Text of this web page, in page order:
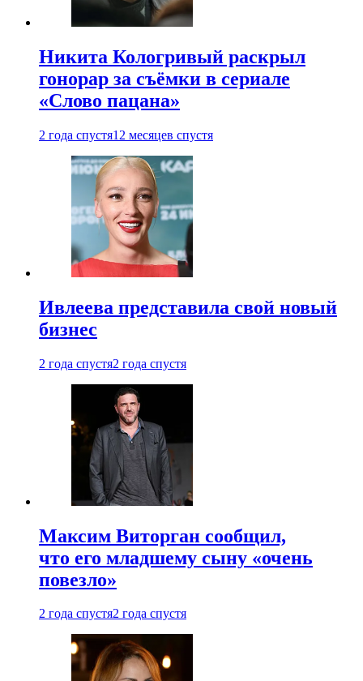
Никита Кологривый раскрыл
гонорар за съёмки в сериале
«Слово пацана»
2 года спустя12 месяцев спустя
Ивлеева представила свой новый
бизнес
2 года спустя2 года спустя
Максим Виторган сообщил,
что его младшему сыну «очень
повезло»
2 года спустя2 года спустя